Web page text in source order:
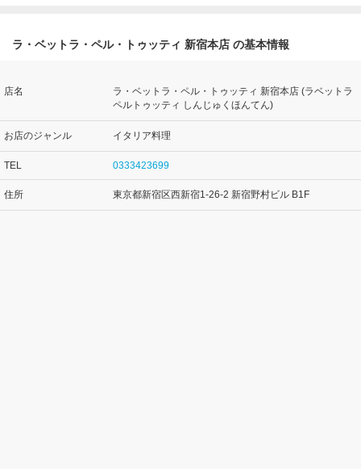
ラ・ベットラ・ペル・トゥッティ 新宿本店 の基本情報
店名
ラ・ベットラ・ペル・トゥッティ 新宿本店 (ラベットラ
ペルトゥッティ しんじゅくほんてん)
お店のジャンル イタリア料理
TEL 0333423699
住所 東京都新宿区西新宿1-26-2 新宿野村ビル B1F